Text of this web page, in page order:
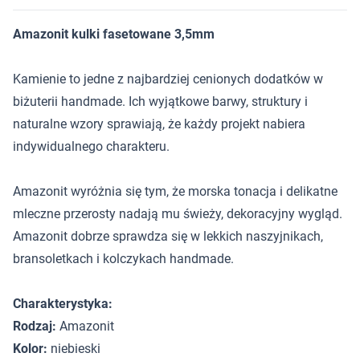
Amazonit kulki fasetowane 3,5mm
Kamienie to jedne z najbardziej cenionych dodatków w
biżuterii handmade. Ich wyjątkowe barwy, struktury i
naturalne wzory sprawiają, że każdy projekt nabiera
indywidualnego charakteru.
Amazonit wyróżnia się tym, że morska tonacja i delikatne
mleczne przerosty nadają mu świeży, dekoracyjny wygląd.
Amazonit dobrze sprawdza się w lekkich naszyjnikach,
bransoletkach i kolczykach handmade.
Charakterystyka:
Rodzaj: Amazonit
Kolor: niebieski